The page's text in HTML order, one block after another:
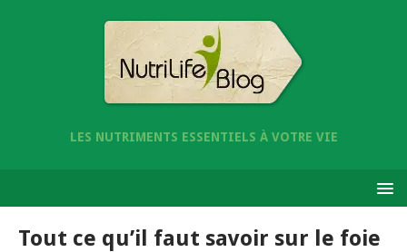
LES NUTRIMENTS ESSENTIELS À VOTRE VIE
Tout ce qu’il faut savoir sur le foie